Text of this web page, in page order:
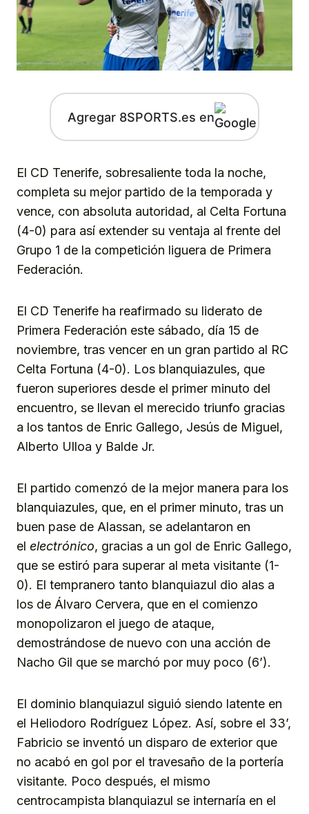
Agregar 8SPORTS.es en
El CD Tenerife, sobresaliente toda la noche,
completa su mejor partido de la temporada y
vence, con absoluta autoridad, al Celta Fortuna
(4-0) para así extender su ventaja al frente del
Grupo 1 de la competición liguera de Primera
Federación.
El CD Tenerife ha reafirmado su liderato de
Primera Federación este sábado, día 15 de
noviembre, tras vencer en un gran partido al RC
Celta Fortuna (4-0). Los blanquiazules, que
fueron superiores desde el primer minuto del
encuentro, se llevan el merecido triunfo gracias
a los tantos de Enric Gallego, Jesús de Miguel,
Alberto Ulloa y Balde Jr.
El partido comenzó de la mejor manera para los
blanquiazules, que, en el primer minuto, tras un
buen pase de Alassan, se adelantaron en
el electrónico, gracias a un gol de Enric Gallego,
que se estiró para superar al meta visitante (1-
0). El tempranero tanto blanquiazul dio alas a
los de Álvaro Cervera, que en el comienzo
monopolizaron el juego de ataque,
demostrándose de nuevo con una acción de
Nacho Gil que se marchó por muy poco (6’).
El dominio blanquiazul siguió siendo latente en
el Heliodoro Rodríguez López. Así, sobre el 33’,
Fabricio se inventó un disparo de exterior que
no acabó en gol por el travesaño de la portería
visitante. Poco después, el mismo
centrocampista blanquiazul se internaría en el